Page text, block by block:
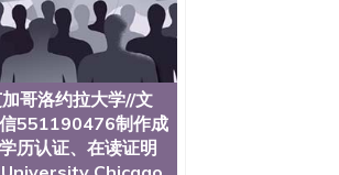
哥洛约拉大学//文
551190476制作成
历认证、在读证明